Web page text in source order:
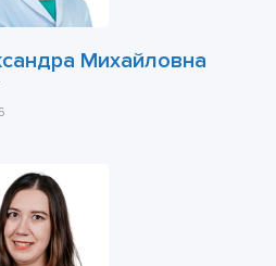
Михайловна